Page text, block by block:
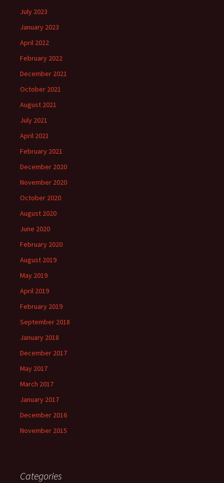
July 2023
January 2023
April 2022
February 2022
December 2021
October 2021
August 2021
July 2021
April 2021
February 2021
December 2020
November 2020
October 2020
August 2020
June 2020
February 2020
August 2019
May 2019
April 2019
February 2019
September 2018
January 2018
December 2017
May 2017
March 2017
January 2017
December 2016
November 2015
Categories